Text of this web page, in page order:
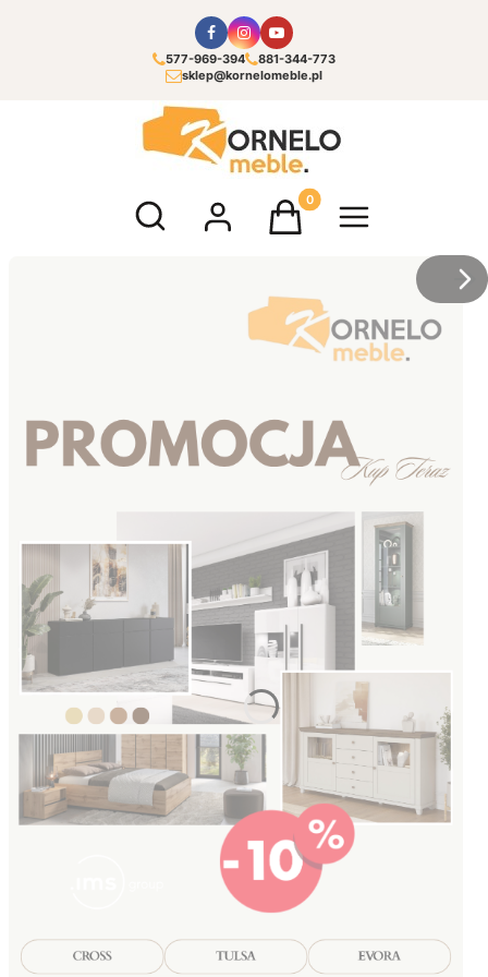
577-969-394
881-344-773
sklep@kornelomeble.pl
Otwórz wyszukiwarkęProdukty w koszyku: 0.